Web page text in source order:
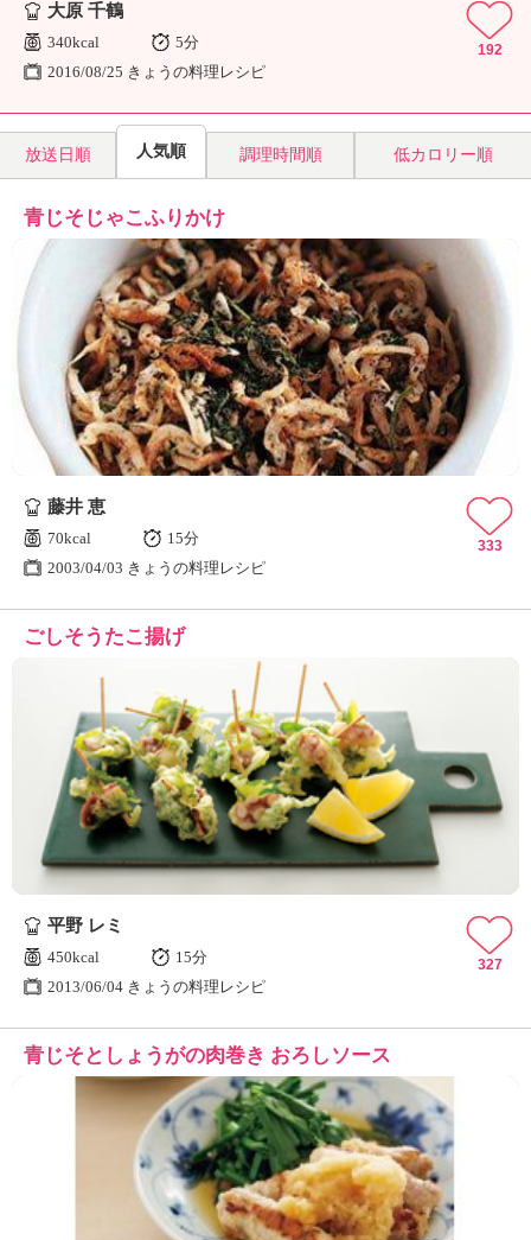
」
大原 千鶴
340kcal
5分
2016/08/25 きょうの料理レシピ
192
放送日順 人気順 調理時間順 低カロリー順
青じそじゃこふりかけ
藤井 恵
70kcal
15分
2003/04/03 きょうの料理レシピ
333
ごしそうたこ揚げ
平野 レミ
450kcal
15分
2013/06/04 きょうの料理レシピ
327
青じそとしょうがの肉巻き おろしソース